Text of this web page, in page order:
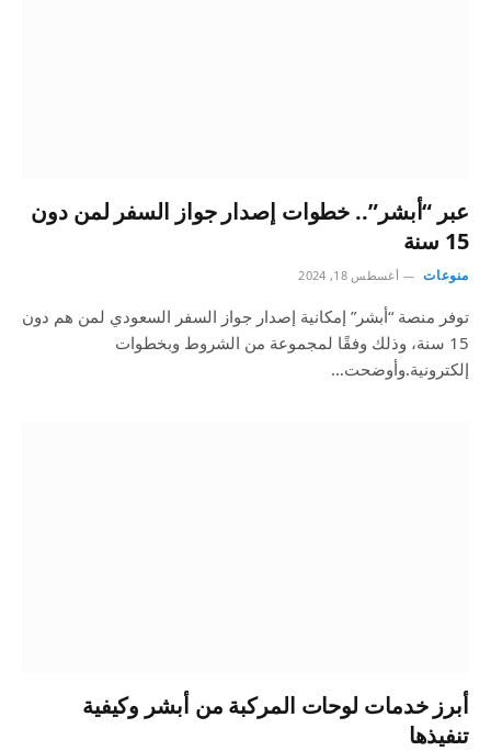
عبر “أبشر”.. خطوات إصدار جواز السفر لمن دون
15 سنة
منوعات أغسطس 18, 2024
توفر منصة “أبشر” إمكانية إصدار جواز السفر السعودي لمن هم دون
15 سنة، وذلك وفقًا لمجموعة من الشروط وبخطوات
إلكترونية.وأوضحت…
أبرز خدمات لوحات المركبة من أبشر وكيفية
تنفيذها